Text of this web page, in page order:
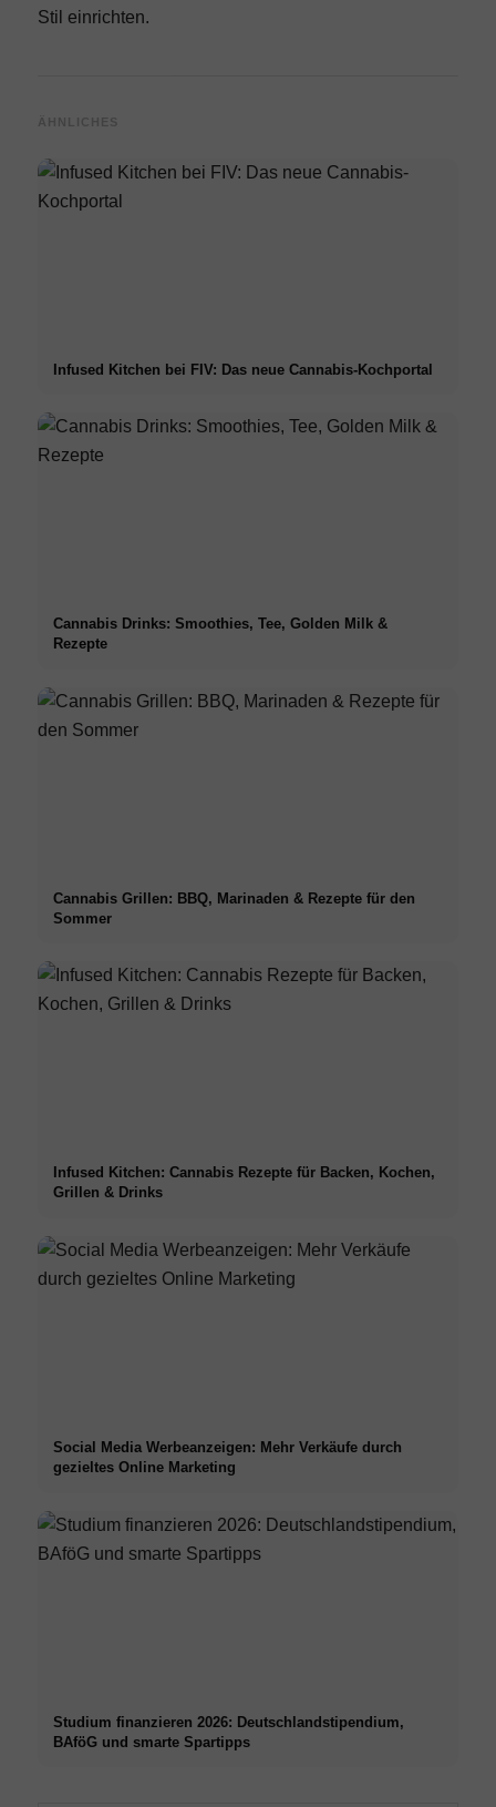
Stil einrichten.
ÄHNLICHES
Infused Kitchen bei FIV: Das neue Cannabis-Kochportal
Cannabis Drinks: Smoothies, Tee, Golden Milk &
Rezepte
Cannabis Grillen: BBQ, Marinaden & Rezepte für den
Sommer
Infused Kitchen: Cannabis Rezepte für Backen, Kochen,
Grillen & Drinks
Social Media Werbeanzeigen: Mehr Verkäufe durch
gezieltes Online Marketing
Studium finanzieren 2026: Deutschlandstipendium,
BAföG und smarte Spartipps